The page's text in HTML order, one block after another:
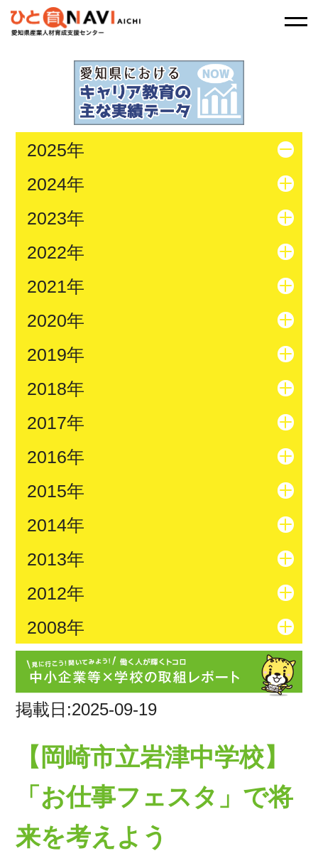
2025年
2024年
2023年
2022年
2021年
2020年
2019年
2018年
2017年
2016年
2015年
2014年
2013年
2012年
2008年
掲載日:2025-09-19
【岡崎市立岩津中学校】
「お仕事フェスタ」で将
来を考えよう